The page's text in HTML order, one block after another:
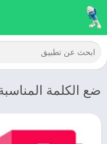
ضع الكلمة